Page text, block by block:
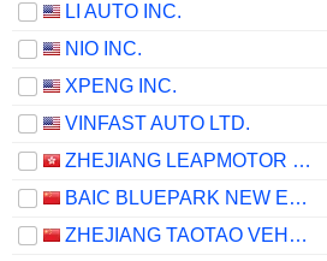
LI AUTO INC.
NIO INC.
XPENG INC.
VINFAST AUTO LTD.
ZHEJIANG LEAPMOTOR TECHNOLOGY CO., LTD.
BAIC BLUEPARK NEW ENERGY TECHNOLOGY CO., LTD.
ZHEJIANG TAOTAO VEHICLES CO., LTD.